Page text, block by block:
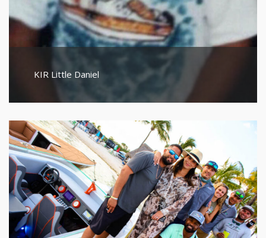
KIR Little Daniel